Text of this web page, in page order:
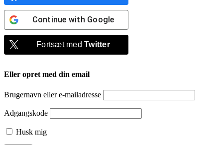
Continue with Google
Fortsæt medTwitter
Eller opret med din email
Brugernavn eller e-mailadresse
Adgangskode
Husk mig